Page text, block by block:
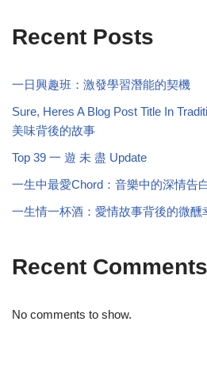
Recent Posts
一日興趣班：激發學習潛能的契機
Sure, Heres A Blog Post Title In
美味背後的故事
Top 39 一 遊 未 盡 Update
一生中最愛Chord：音樂中的深情告
一生情一杯酒：愛情故事背後的微醺
Recent Comments
No comments to show.